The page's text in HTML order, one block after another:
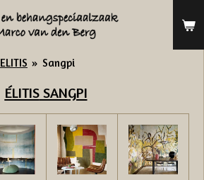
ELITIS » Sangpi
ÉLITISSANGPI